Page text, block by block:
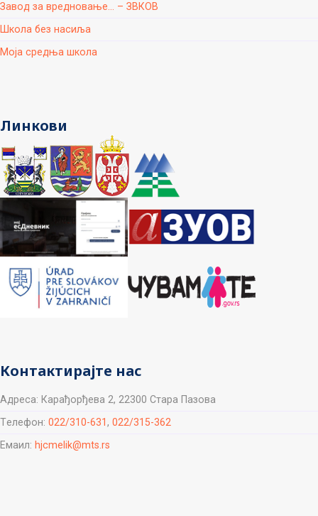
Завод за вредновање... – ЗВКОВ
Школа без насиља
Моја средња школа
Линкови
Контактирајте нас
Aдреса: Карађорђева 2, 22300 Стара Пазова
Tелефон: 022/310-631, 022/315-362
Емаил: hjcmelik@mts.rs